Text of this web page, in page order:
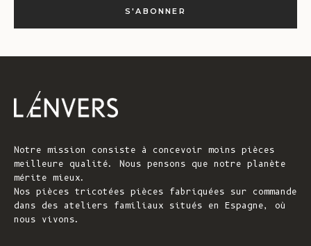
S'ABONNER
Notre mission consiste à concevoir moins pièces
meilleure qualité. Nous pensons que notre planète
mérite mieux.
Nos pièces tricotées pièces fabriquées sur commande
dans des ateliers familiaux situés en Espagne, où
nous vivons.
By signing up, you